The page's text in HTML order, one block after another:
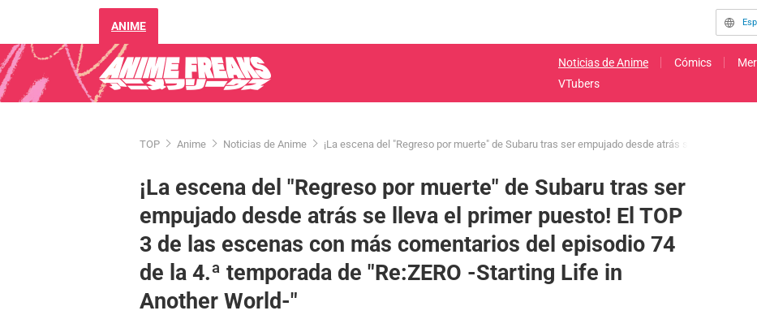
ANIME
Noticias de Anime Cómics
VTubers
TOP Anime Noticias de Anime ¡La escena del "Regreso por muerte" de Subaru tras ser empujado desde atrás se lleva el
¡La escena del "Regreso por muerte" de Subaru tras ser
empujado desde atrás se lleva el primer puesto! El TOP
3 de las escenas con más comentarios del episodio 74
de la 4.ª temporada de "Re:ZERO -Starting Life in
Another World-"